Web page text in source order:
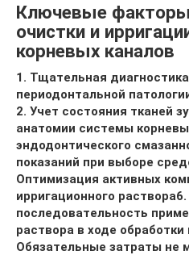
Ключевые
очистки и
корневых каналов
1. Тщательная
периодонтальной
2. Учет состояния тканей
анатомии системы
эндодонтического
показаний при выборе
Оптимизация активных
ирригационного раствора
последовательность
раствора в ходе
Обязательные затраты не